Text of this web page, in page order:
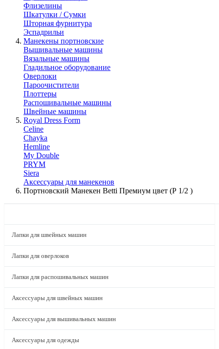
Флизелины
Шкатулки / Сумки
Шторная фурнитура
Эспадрильи
Манекены портновские
Вышивальные машины
Вязальные машины
Гладильное оборудование
Оверлоки
Пароочистители
Плоттеры
Распошивальные машины
Швейные машины
Royal Dress Form
Celine
Chayka
Hemline
My Double
PRYM
Siera
Аксессуары для манекенов
Портновский Манекен Betti Премиум цвет (Р 1/2 )
Лапки для швейных машин
Лапки для оверлоков
Лапки для распошивальных машин
Аксессуары для швейных машин
Аксессуары для вышивальных машин
Аксессуары для одежды